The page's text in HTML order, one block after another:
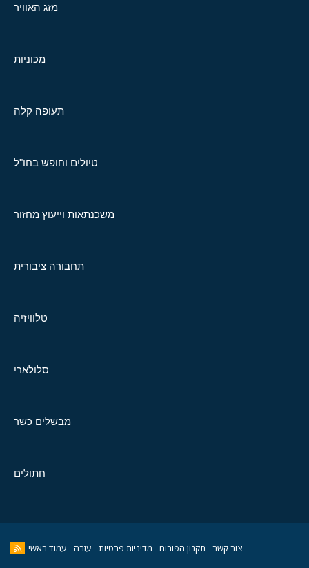
מזג האוויר
מכוניות
תעופה קלה
טיולים וחופש בחו"ל
משכנתאות וייעוץ מחזור
תחבורה ציבורית
טלוויזיה
סלולארי
מבשלים כשר
חתולים
צור קשר תקנון הפורום מדיניות פרטיות עזרה עמוד ראשי